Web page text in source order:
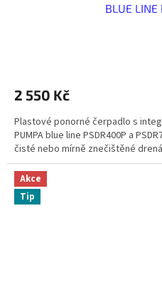
BLUE LINE
2 550 Kč
Plastové ponorné čerpadlo s
PUMPA blue line PSDR400P a
čisté nebo mírně znečištěné
Akce
Tip